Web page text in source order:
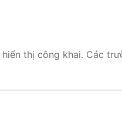
HOSTED PHONE SYSTEM
thị công khai. Các